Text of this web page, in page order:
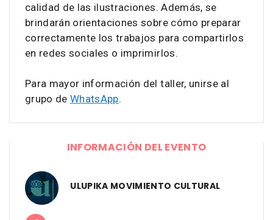
calidad de las ilustraciones. Además, se
brindarán orientaciones sobre cómo preparar
correctamente los trabajos para compartirlos
en redes sociales o imprimirlos.
Para mayor información del taller, unirse al
grupo deWhatsApp.
INFORMACIÓN DEL EVENTO
ULUPIKA MOVIMIENTO CULTURAL